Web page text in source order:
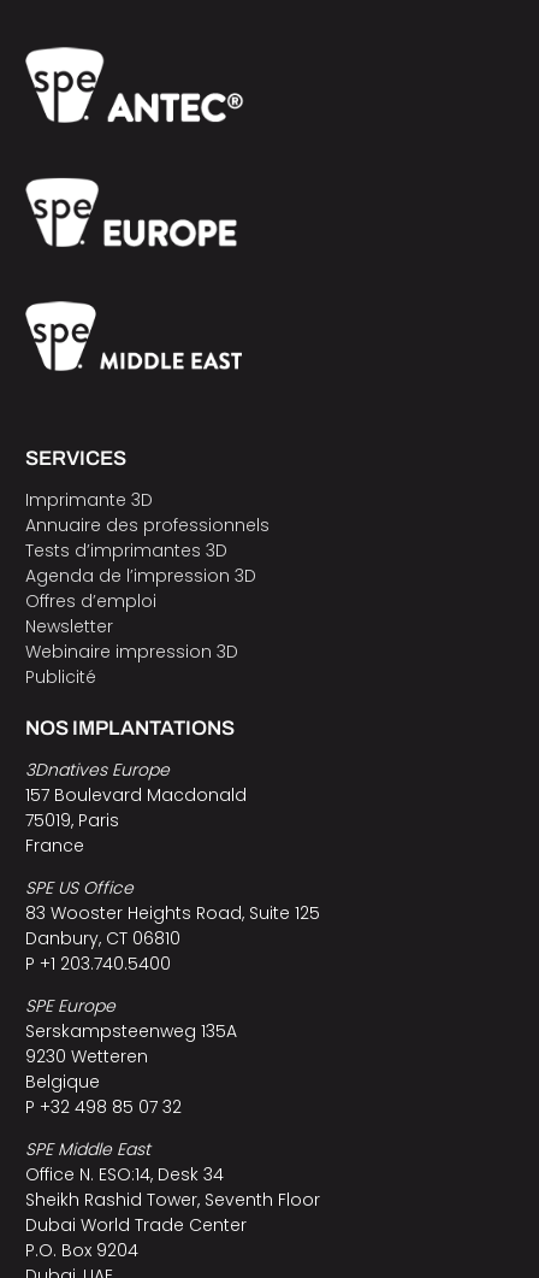
SERVICES
Imprimante 3D
Annuaire des professionnels
Tests d’imprimantes 3D
Agenda de l’impression 3D
Offres d’emploi
Newsletter
Webinaire impression 3D
Publicité
NOS IMPLANTATIONS
3Dnatives Europe
157 Boulevard Macdonald
75019, Paris
France
SPE US Office
83 Wooster Heights Road, Suite 125
Danbury, CT 06810
P +1 203.740.5400
SPE Europe
Serskampsteenweg 135A
9230 Wetteren
Belgique
P +32 498 85 07 32
SPE Middle East
Office N. ESO:14, Desk 34
Sheikh Rashid Tower, Seventh Floor
Dubai World Trade Center
P.O. Box 9204